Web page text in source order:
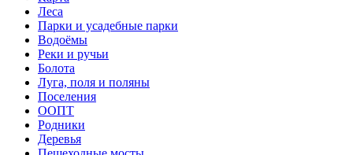
Леса
Парки и усадебные парки
Водоёмы
Реки и ручьи
Болота
Луга, поля и поляны
Поселения
ООПТ
Родники
Деревья